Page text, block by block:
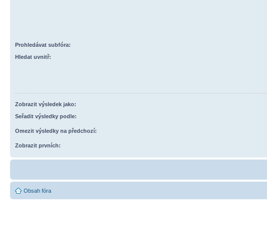
Prohledávat subfóra:
Hledat uvnitř:
Zobrazit výsledek jako:
Seřadit výsledky podle:
Omezit výsledky na předchozí:
Zobrazit prvních:
Obsah fóra